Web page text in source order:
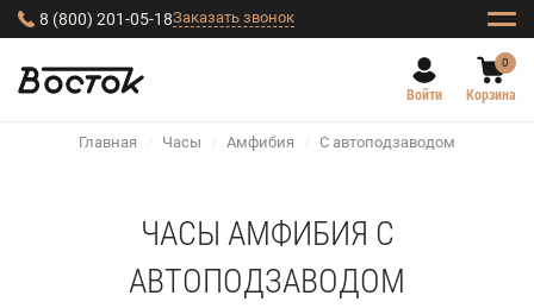
8 (800) 201-05-18Заказать звонок
Войти
0
Корзина
Главная / Часы / Амфибия / С автоподзаводом
ЧАСЫ АМФИБИЯ С
АВТОПОДЗАВОДОМ